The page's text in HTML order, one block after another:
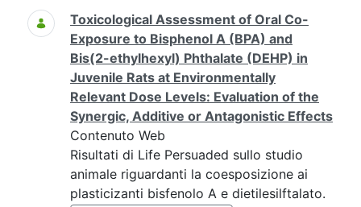
Ricerca
Toxicological Assessment of Oral Co-
Exposure to Bisphenol A (BPA) and
Bis(2-ethylhexyl) Phthalate (DEHP) in
Juvenile Rats at Environmentally
Relevant Dose Levels: Evaluation of the
Synergic, Additive or Antagonistic Effects
Contenuto Web
Risultati di Life Persuaded sullo studio
animale riguardanti la coesposizione ai
plasticizanti bisfenolo A e dietilesilftalato.